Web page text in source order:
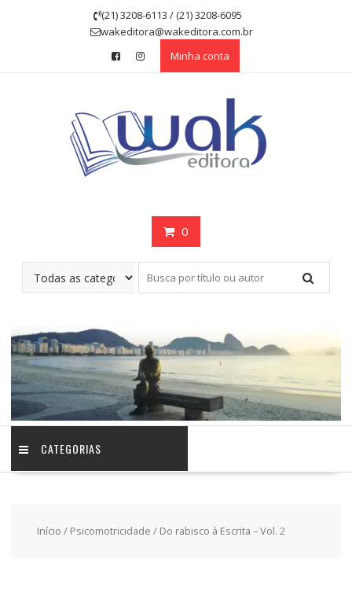
(21) 3208-6113 / (21) 3208-6095
wakeditora@wakeditora.com.br
Minha conta
0
CATEGORIAS
Início / Psicomotricidade / Do rabisco à Escrita – Vol. 2